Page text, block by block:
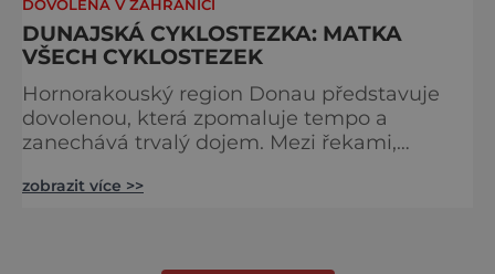
DOVOLENÁ V ZAHRANIČÍ
DUNAJSKÁ CYKLOSTEZKA: MATKA
VŠECH CYKLOSTEZEK
Hornorakouský region Donau představuje
dovolenou, která zpomaluje tempo a
zanechává trvalý dojem. Mezi řekami,
propojují pohyb, příroda, gastronomie a
zobrazit více >>